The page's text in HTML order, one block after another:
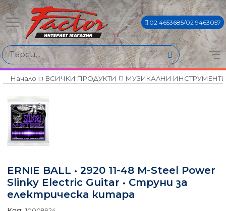
02 4653685/02 9463057
Начало ВСИЧКИ ПРОДУКТИ МУЗИКАЛНИ
ERNIE BALL • 2920 11-48 M-Steel Power
Slinky Electric Guitar • Струни за
електрическа китара